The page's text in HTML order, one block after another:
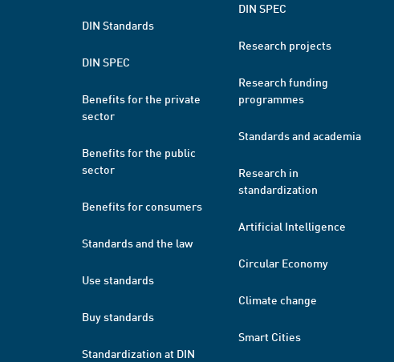
DIN Standards
DIN SPEC
Benefits for the private
sector
Benefits for the public
sector
Benefits for consumers
Standards and the law
Use standards
Buy standards
Standardization at DIN
DIN SPEC
Research projects
Research funding
programmes
Standards and academia
Research in
standardization
Artificial Intelligence
Circular Economy
Climate change
Smart Cities